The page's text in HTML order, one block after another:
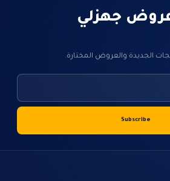
جهزلي
الجديدة والعروض المختارة.